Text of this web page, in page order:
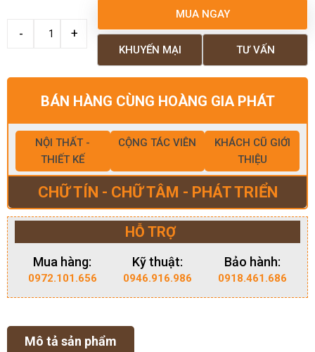
MUA NGAY
TƯ VẤN
KHUYẾN MẠI
BÁN HÀNG CÙNG HOÀNG GIA PHÁT
NỘI THẤT -
THIẾT KẾ
CỘNG TÁC VIÊN
KHÁCH CŨ GIỚI
THIỆU
CHỮ TÍN - CHỮ TÂM - PHÁT TRIỂN
HỖ TRỢ
Mua hàng:
0972.101.656
Kỹ thuật:
0946.916.986
Bảo hành:
0918.461.686
Mô tả sản phẩm